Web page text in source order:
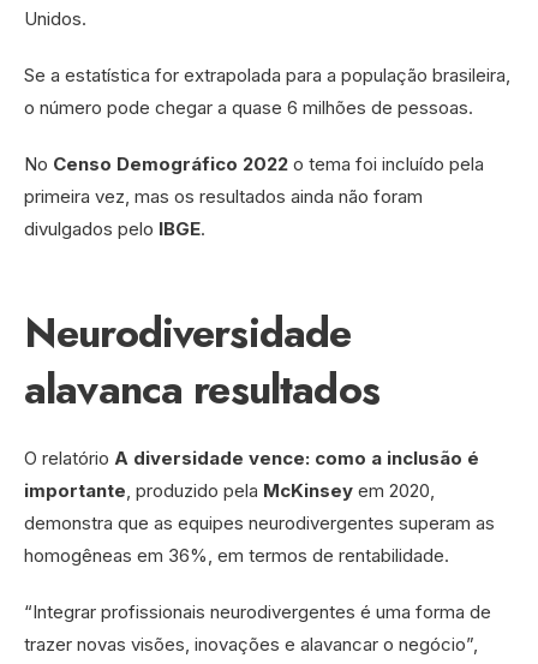
Unidos.
Se a estatística for extrapolada para a população brasileira,
o número pode chegar a quase 6 milhões de pessoas.
No Censo Demográfico 2022 o tema foi incluído pela
primeira vez, mas os resultados ainda não foram
divulgados pelo IBGE.
Neurodiversidade
alavanca resultados
O relatório A diversidade vence: como a inclusão é
importante , produzido pela McKinsey em 2020,
demonstra que as equipes neurodivergentes superam as
homogêneas em 36%, em termos de rentabilidade.
“Integrar profissionais neurodivergentes é uma forma de
trazer novas visões, inovações e alavancar o negócio”,